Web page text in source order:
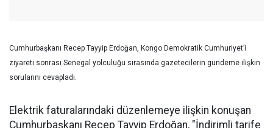
Cumhurbaşkanı Recep Tayyip Erdoğan, Kongo Demokratik Cumhuriyet’i
ziyareti sonrası Senegal yolculuğu sırasında gazetecilerin gündeme ilişkin
sorularını cevapladı.
Elektrik faturalarındaki düzenlemeye ilişkin konuşan
Cumhurbaşkanı Recep Tayyip Erdoğan, "İndirimli tarife